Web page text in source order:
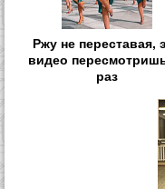
Ржу не переставая,
видео
раз